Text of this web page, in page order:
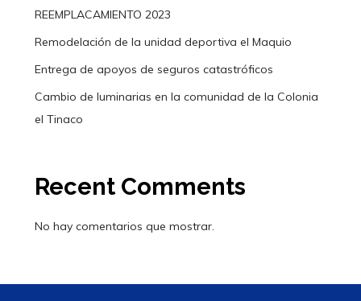
REEMPLACAMIENTO 2023
Remodelación de la unidad deportiva el Maquio
Entrega de apoyos de seguros catastróficos
Cambio de luminarias en la comunidad de la Colonia
el Tinaco
Recent Comments
No hay comentarios que mostrar.